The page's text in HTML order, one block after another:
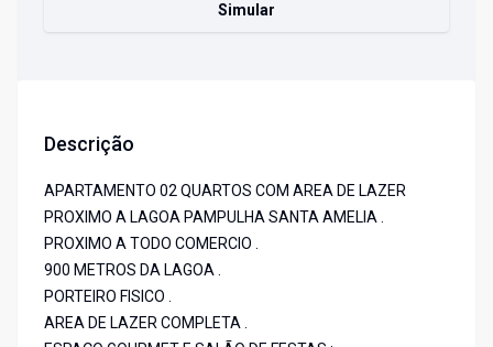
Simular
Descrição
APARTAMENTO 02 QUARTOS COM AREA DE LAZER
PROXIMO A LAGOA PAMPULHA SANTA AMELIA .
PROXIMO A TODO COMERCIO .
900 METROS DA LAGOA .
PORTEIRO FISICO .
AREA DE LAZER COMPLETA .